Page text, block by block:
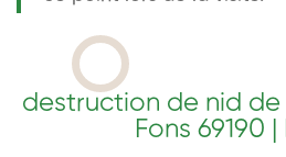
destruction de nid
Fons 69190